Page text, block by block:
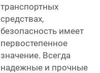
транспортных
средствах,
безопасность имеет
первостепенное
значение. Всегда
надежные и прочные